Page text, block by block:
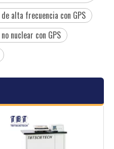
alta frecuencia con GPS
nuclear con GPS